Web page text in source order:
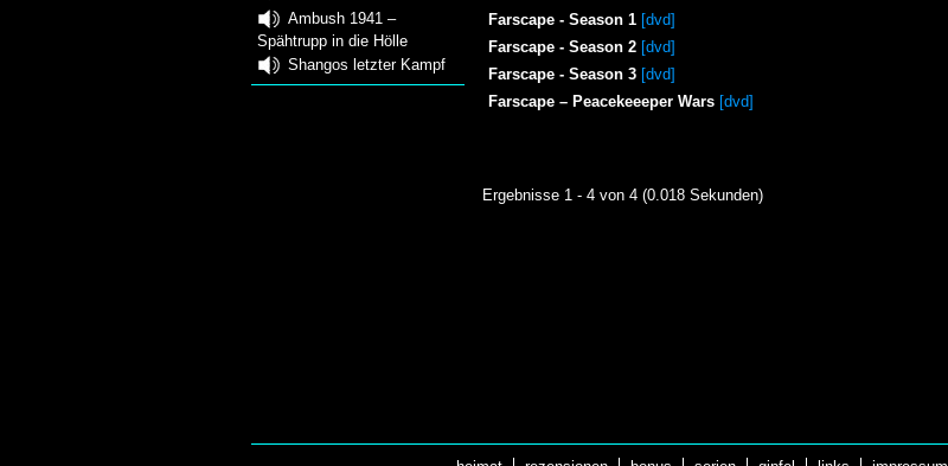
Ambush 1941 –
Spähtrupp in die Hölle
Shangos letzter Kampf
Farscape - Season 1 [dvd]
Farscape - Season 2 [dvd]
Farscape - Season 3 [dvd]
Farscape – Peacekeeeper Wars [dvd]
Ergebnisse 1 - 4 von 4 (0.018 Sekunden)